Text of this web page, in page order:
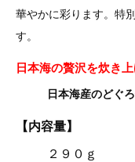
華やかに彩ります。特
す。
日本海の贅沢を炊き
日本海産のどぐ
【内容量】
２９０ｇ